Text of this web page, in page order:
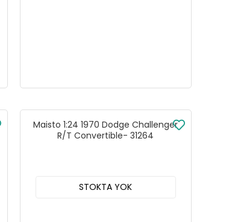
Maisto 1:24 1970 Dodge Challenger
R/T Convertible- 31264
STOKTA YOK